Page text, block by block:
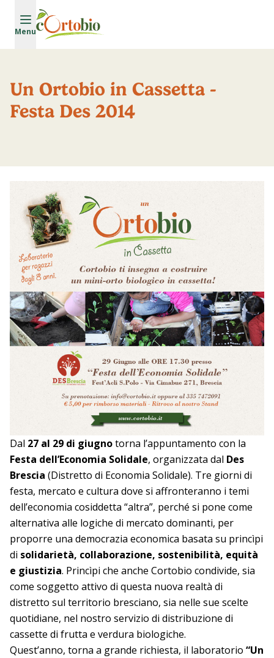
Vai al contenuto principale
Menu
Un Ortobio in Cassetta -
Festa Des 2014
Dal 27 al 29 di giugnotorna l’appuntamento con la
Festa dell’Economia Solidale, organizzata dal Des
Brescia (Distretto di Economia Solidale). Tre giorni di
festa, mercato e cultura dove si affronteranno i temi
dell’economia cosiddetta “altra”, perché si pone come
alternativa alle logiche di mercato dominanti, per
proporre una democrazia economica basata su princìpi
di solidarietà, collaborazione, sostenibilità, equità
e giustizia. Princìpi che anche Cortobio condivide, sia
come soggetto attivo di questa nuova realtà di
distretto sul territorio bresciano, sia nelle sue scelte
quotidiane, nel nostro servizio di distribuzione di
cassette di frutta e verdura biologiche.
Quest’anno, torna a grande richiesta, il laboratorio “Un